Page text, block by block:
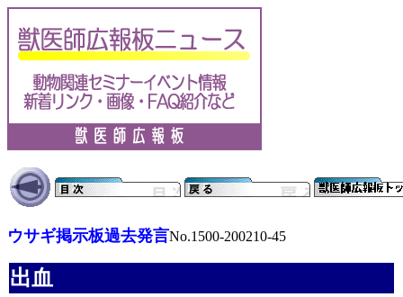
ウサギ掲示板過去発言No.1500-200210-45
出血